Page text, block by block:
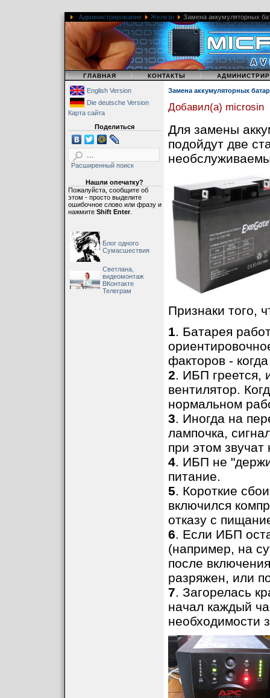
Администрирование Железо Замена аккумуляторных
| ГЛАВНАЯ | КОНТАКТЫ |
English Version
Die deutsche Version
Карта сайта
Поделиться
Расширенный поиск
Нашли опечатку?
Пожалуйста, сообщите об
этом - просто выделите
ошибочное слово или фразу и
нажмите Shift Enter.
Блог одного
Сумасшествия
Светлана,
видеомонтаж
ВКонтакте
Телеграм
Замена аккумуляторных
Добавил(а) microsin
Для замены
подойдут две
Признаки того,
1. Батарея
факторов -
2. ИБП греется,
вентилятор.
нормальном
3. Иногда на
лампочка,
при этом звучат
4. ИБП не
питание.
5. Короткие
включился
отказу с
6. Если ИБП
(например, на
после
разряжен, или
7. Загорелась
начал каждый
необходимости